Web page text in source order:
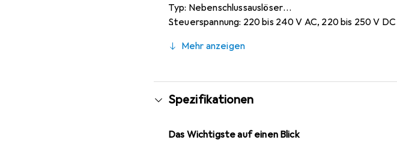
Typ: Nebenschlussauslöser
Steuerspannung: 220 bis 240 V AC, 220 bis 250 V DC
Mehr anzeigen
Spezifikationen
Das Wichtigste auf einen Blick